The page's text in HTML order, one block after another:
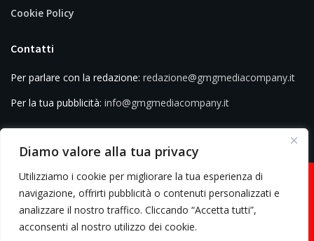
Diamo valore alla tua privacy
Utilizziamo i cookie per migliorare la tua esperienza di
navigazione, offrirti pubblicità o contenuti personalizzati e
analizzare il nostro traffico. Cliccando “Accetta tutti”,
acconsenti al nostro utilizzo dei cookie.
Cookie Policy
Contatti
Per parlare con la redazione: redazione@gmgmediacompany.it
Per la tua pubblicità: info@gmgmediacompany.it
© 2026 GMG Media Company Di Mossutti Gianluca | Sede legale: Corso